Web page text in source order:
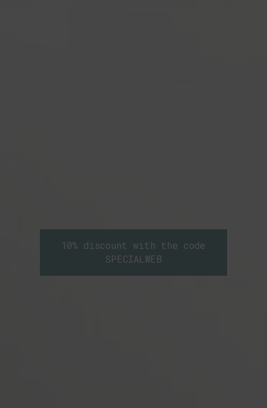
10% discount with the code
SPECIALWEB